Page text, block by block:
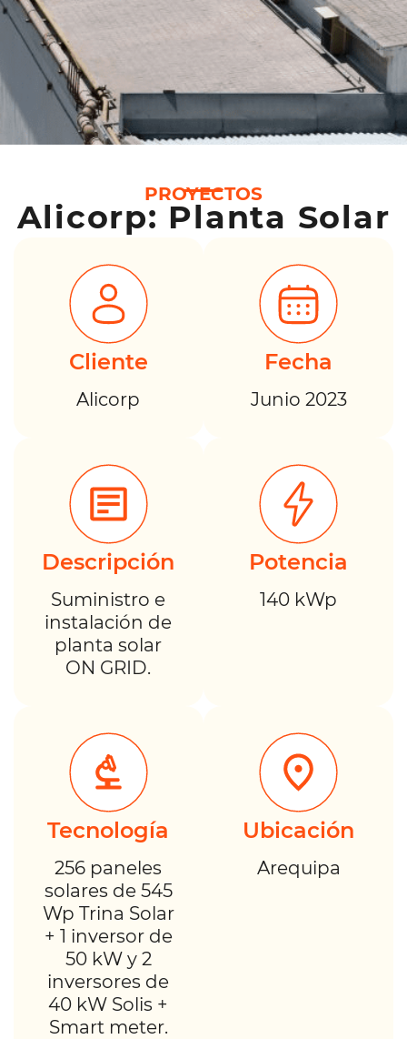
PROYECTOS
Alicorp: Planta Solar
Cliente
Alicorp
Fecha
Junio 2023
Descripción
Suministro e
instalación de
planta solar
ON GRID.
Potencia
140 kWp
Tecnología
256 paneles
solares de 545
Wp Trina Solar
+ 1 inversor de
50 kW y 2
inversores de
40 kW Solis +
Smart meter.
Ubicación
Arequipa